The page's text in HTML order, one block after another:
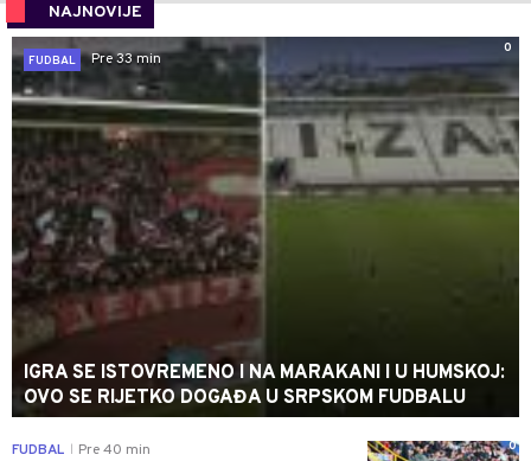
NAJNOVIJE
0
FUDBAL
Pre 33 min
IGRA SE ISTOVREMENO I NA MARAKANI I U HUMSKOJ:
OVO SE RIJETKO DOGAĐA U SRPSKOM FUDBALU
0
FUDBAL Pre 40 min